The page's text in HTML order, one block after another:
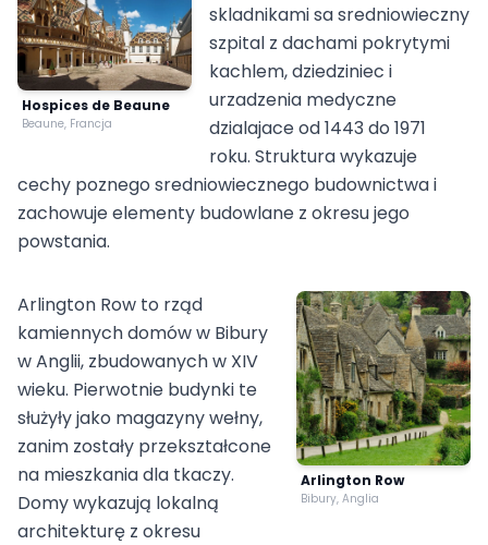
Hospices de Beaune
Beaune, Francja
skladnikami sa sredniowieczny
szpital z dachami pokrytymi
kachlem, dziedziniec i
urzadzenia medyczne
dzialajace od 1443 do 1971
roku. Struktura wykazuje
cechy poznego sredniowiecznego budownictwa i
zachowuje elementy budowlane z okresu jego
powstania.
Arlington Row
Bibury, Anglia
Arlington Row to rząd
kamiennych domów w Bibury
w Anglii, zbudowanych w XIV
wieku. Pierwotnie budynki te
służyły jako magazyny wełny,
zanim zostały przekształcone
na mieszkania dla tkaczy.
Domy wykazują lokalną
architekturę z okresu